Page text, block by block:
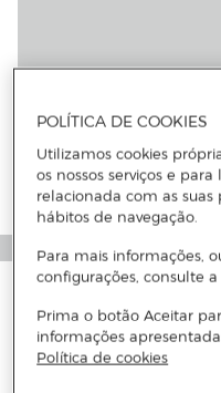
POLÍTICA DE COOKIES
Utilizamos cookies
os nossos serviços e
relacionada com as suas
hábitos de navegação.
Para mais informações,
configurações, consulte
Prima o botão Aceitar
informações
Política de cookies